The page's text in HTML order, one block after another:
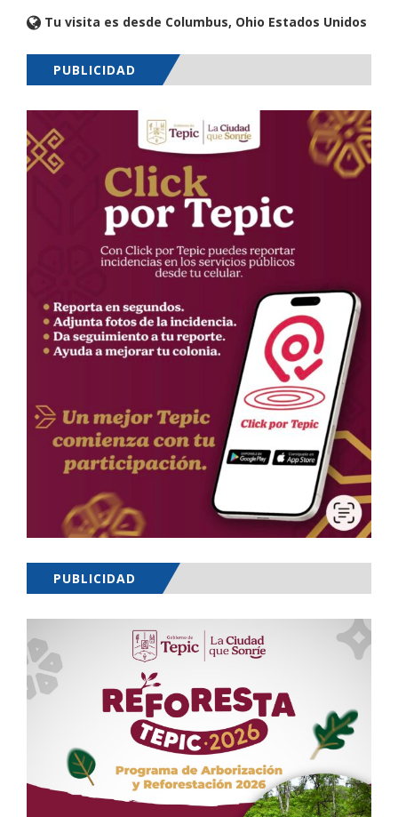
Tu visita es desde Columbus, Ohio Estados Unidos
PUBLICIDAD
PUBLICIDAD